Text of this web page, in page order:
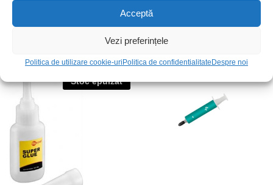
Acceptă
Vezi preferințele
Politica de utilizare cookie-uri Politica de confidentialitate Despre noi
15,00
Stoc epuizat